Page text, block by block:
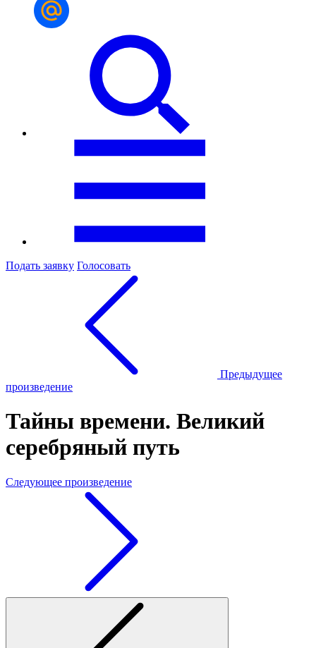
Подать заявку Голосовать
Предыдущее
произведение
Тайны времени. Великий
серебряный путь
Следующее произведение